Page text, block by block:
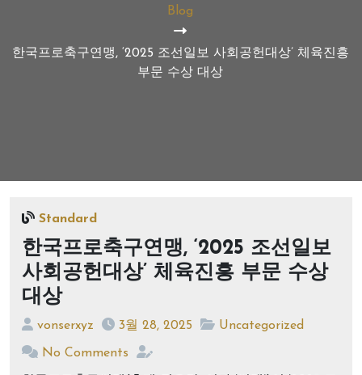
Blog
한국프로축구연맹, ‘2025 조선일보 사회공헌대상’ 체육진흥
부문 수상 대상
Standard
한국프로축구연맹, ‘2025 조선일보
사회공헌대상’ 체육진흥 부문 수상
대상
vonserxyz 3월 28, 2025 Uncategorized
No Comments